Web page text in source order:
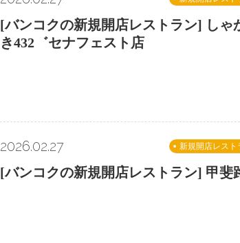
[バンコクの新規開店レストラン] しゃ
き432゛セナフェスト店
新規開店レスト
2026.02.27
[バンコクの新規開店レストラン] 甲斐